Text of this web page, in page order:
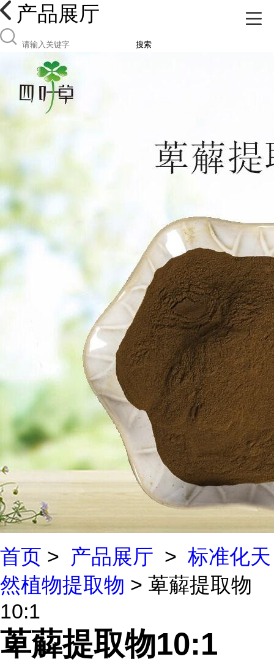
产品展厅
搜索
首页 > 产品展厅 > 标准化天
然植物提取物 > 萆薢提取物
10:1
萆薢提取物10:1